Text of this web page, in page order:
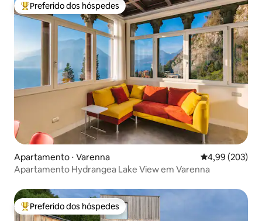
Entre os melhores preferidos dos hóspedes
Preferido dos hóspedes
Apartamento ⋅ Varenna 4,99 de uma
4,99 (203)
Apartamento Hydrangea Lake View em Varenna
Entre os melhores preferidos dos hóspedes
Preferido dos hóspedes